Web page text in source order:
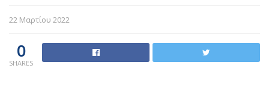
22 Μαρτίου 2022
0
SHARES